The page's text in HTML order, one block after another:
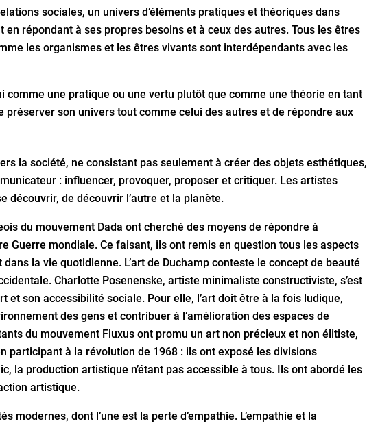
sociales, un univers d’éléments pratiques et théoriques dans
en répondant à ses propres besoins et à ceux des autres. Tous les êtres
les organismes et les êtres vivants sont interdépendants avec les
comme une pratique ou une vertu plutôt que comme une théorie en tant
préserver son univers tout comme celui des autres et de répondre aux
la société, ne consistant pas seulement à créer des objets esthétiques,
: influencer, provoquer, proposer et critiquer. Les artistes
découvrir, de découvrir l’autre et la planète.
du mouvement Dada ont cherché des moyens de répondre à
Guerre mondiale. Ce faisant, ils ont remis en question tous les aspects
la vie quotidienne. L’art de Duchamp conteste le concept de beauté
Charlotte Posenenske, artiste minimaliste constructiviste, s’est
et son accessibilité sociale. Pour elle, l’art doit être à la fois ludique,
des gens et contribuer à l’amélioration des espaces de
du mouvement Fluxus ont promu un art non précieux et non élitiste,
participant à la révolution de 1968 : ils ont exposé les divisions
la production artistique n’étant pas accessible à tous. Ils ont abordé les
artistique.
modernes, dont l’une est la perte d’empathie. L’empathie et la